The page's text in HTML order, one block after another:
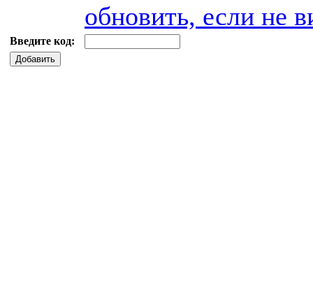
обновить, если не
Введите код:
Добавить